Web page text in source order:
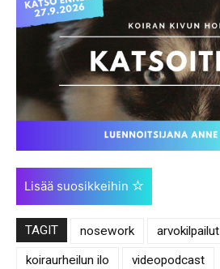
Lisää suosikkeihin
TAGIT nosework arvokilpailut
koiraurheilun ilo
videopodcast